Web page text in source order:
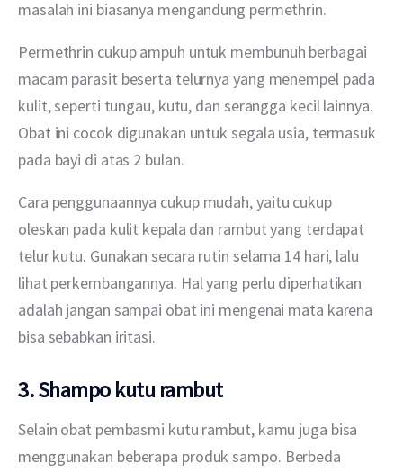
masalah ini biasanya mengandung permethrin.
Permethrin cukup ampuh untuk membunuh berbagai
macam parasit beserta telurnya yang menempel pada
kulit, seperti tungau, kutu, dan serangga kecil lainnya.
Obat ini cocok digunakan untuk segala usia, termasuk
pada bayi di atas 2 bulan.
Cara penggunaannya cukup mudah, yaitu cukup
oleskan pada kulit kepala dan rambut yang terdapat
telur kutu. Gunakan secara rutin selama 14 hari, lalu
lihat perkembangannya. Hal yang perlu diperhatikan
adalah jangan sampai obat ini mengenai mata karena
bisa sebabkan iritasi.
3. Shampo kutu rambut
Selain obat pembasmi kutu rambut, kamu juga bisa
menggunakan beberapa produk sampo. Berbeda